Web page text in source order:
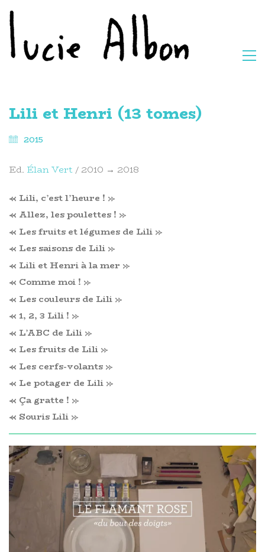
Lili et Henri (13 tomes)
2015
Ed. Élan Vert / 2010 → 2018
« Lili, c’est l’heure ! »
« Allez, les poulettes ! »
« Les fruits et légumes de Lili »
« Les saisons de Lili »
« Lili et Henri à la mer »
« Comme moi ! »
« Les couleurs de Lili »
« 1, 2, 3 Lili ! »
« L’ABC de Lili »
« Les fruits de Lili »
« Les cerfs-volants »
« Le potager de Lili »
« Ça gratte ! »
« Souris Lili »